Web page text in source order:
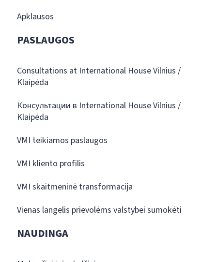
Apklausos
PASLAUGOS
Consultations at International House Vilnius /
Klaipėda
Консультации в International House Vilnius /
Klaipėda
VMI teikiamos paslaugos
VMI kliento profilis
VMI skaitmeninė transformacija
Vienas langelis prievolėms valstybei sumokėti
NAUDINGA